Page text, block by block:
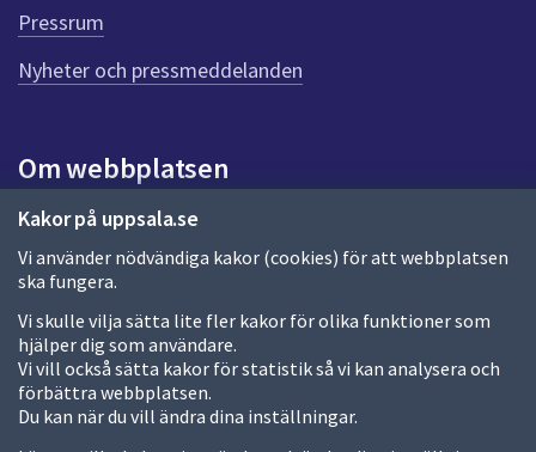
Kakor på uppsala.se
Vi använder nödvändiga kakor (cookies) för att webbplatsen
ska fungera.
Vi skulle vilja sätta lite fler kakor för olika funktioner som
hjälper dig som användare.
Vi vill också sätta kakor för statistik så vi kan analysera och
förbättra webbplatsen.
Du kan när du vill ändra dina inställningar.
e
n
n
a
d
a
Pressrum
Nyheter och pressmeddelanden
Om webbplatsen
Om webbplatsen
Allmänna handlingar och diarium
Behandling av personuppgifter
Kakor
Språk (other languages)